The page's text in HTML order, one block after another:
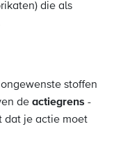
die als
stoffen
de actiegrens -
dat je actie moet